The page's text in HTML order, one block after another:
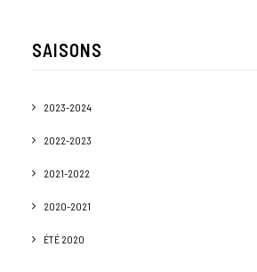
SAISONS
2023-2024
2022-2023
2021-2022
2020-2021
ÉTÉ 2020